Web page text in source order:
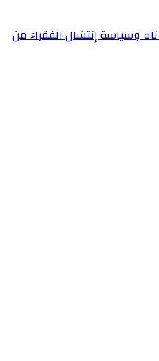
وسياسة إنتشال الفقراء من